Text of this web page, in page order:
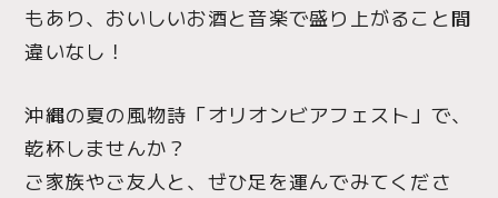
もあり、おいしいお酒と音楽で盛り上がること間
違いなし！
沖縄の夏の風物詩「オリオンビアフェスト」で、
乾杯しませんか？
ご家族やご友人と、ぜひ足を運んでみてくださ